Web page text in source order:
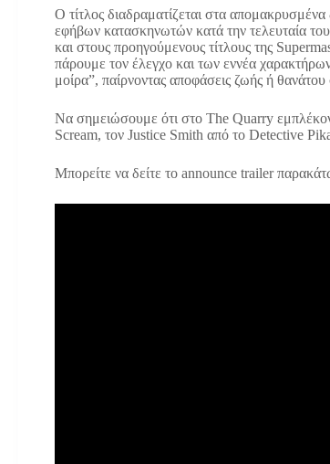
Ο τίτλος διαδραματίζεται στα
εφήβων κατασκηνωτών κατά την τελευταία
και στους προηγούμενους τίτλους της
πάρουμε τον έλεγχο και των εννέα
μοίρα”, παίρνοντας αποφάσεις ζωής ή
Να σημειώσουμε ότι στο The Quarry
Scream, τον Justice Smith από το Detective
Μπορείτε να δείτε το announce trailer